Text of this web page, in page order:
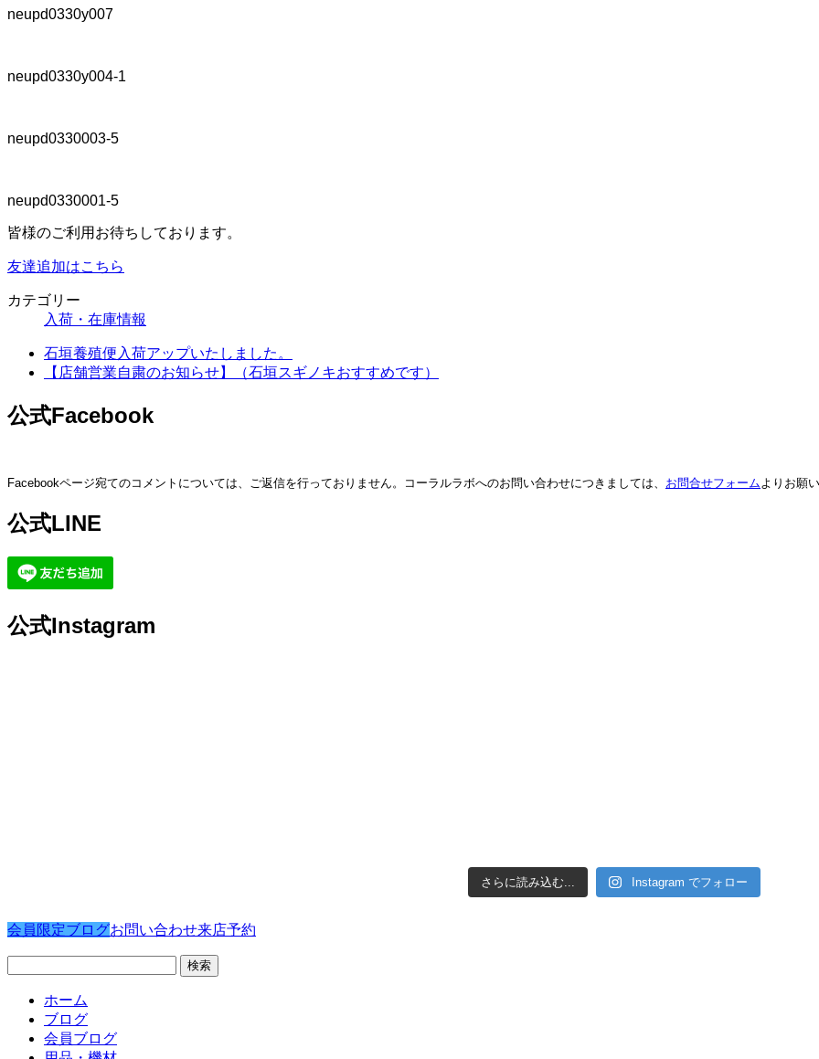
neupd0330y007
neupd0330y004-1
neupd0330003-5
neupd0330001-5
皆様のご利用お待ちしております。
友達追加はこちら
カテゴリー
入荷・在庫情報
石垣養殖便入荷アップいたしました。
【店舗営業自粛のお知らせ】（石垣スギノキおすすめです）
公式Facebook
Facebookページ宛てのコメントについては、ご返信を行っておりません。コーラルラボへのお問い合わせにつきましては、 お問合せフォーム よりお願
公式LINE
公式Instagram
さらに読み込む... Instagram でフォロー
会員限定ブログお問い合わせ来店予約
ホーム
ブログ
会員ブログ